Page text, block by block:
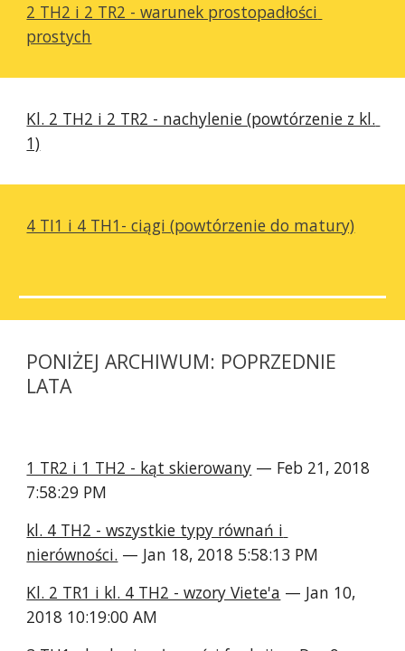
2 TH2 i 2 TR2 - warunek prostopadłości
prostych
Kl. 2 TH2 i 2 TR2 - nachylenie (powtórzenie z kl.
1)
4 TI1 i 4 TH1- ciągi (powtórzenie do matury)
PONIŻEJ ARCHIWUM: POPRZEDNIE
LATA
1 TR2 i 1 TH2 - kąt skierowany — Feb 21, 2018
7:58:29 PM
kl. 4 TH2 - wszystkie typy równań i
nierówności. — Jan 18, 2018 5:58:13 PM
Kl. 2 TR1 i kl. 4 TH2 - wzory Viete'a — Jan 10,
2018 10:19:00 AM